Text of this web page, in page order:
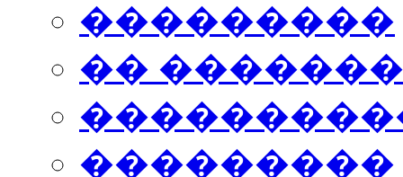
���������
��
���������